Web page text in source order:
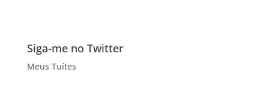
Siga-me no Twitter
Meus Tuítes